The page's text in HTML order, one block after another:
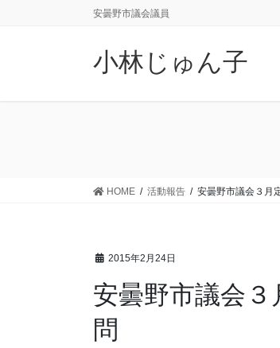
安曇野市議会議員
小林じゅん子
HOME 活動報告 安曇野市議会３月
2015年2月24日
安曇野市議会
問